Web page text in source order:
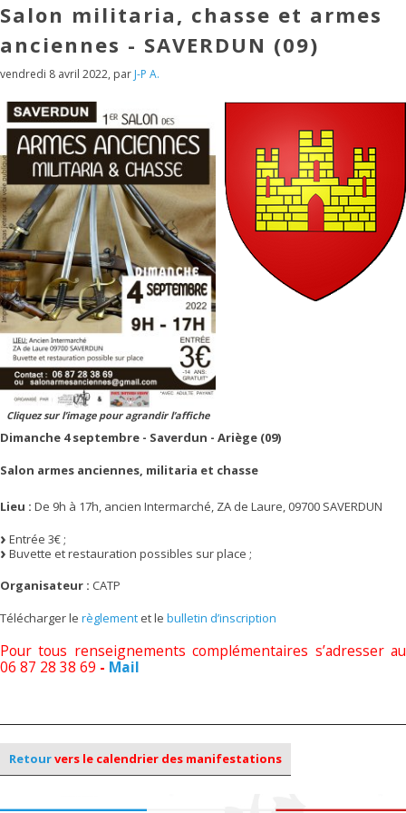
Salon militaria, chasse et armes
anciennes - SAVERDUN (09)
vendredi 8 avril 2022, par J-P A.
Cliquez sur l’image pour agrandir l’affiche
Dimanche 4 septembre - Saverdun - Ariège (09)
Salon armes anciennes, militaria et chasse
Lieu : De 9h à 17h, ancien Intermarché, ZA de Laure, 09700 SAVERDUN
Entrée 3€ ;
Buvette et restauration possibles sur place ;
Organisateur : CATP
Télécharger le règlement et le bulletin d’inscription
Pour tous renseignements complémentaires s’adresser au
06 87 28 38 69 - Mail
Retourvers le calendrier des manifestations